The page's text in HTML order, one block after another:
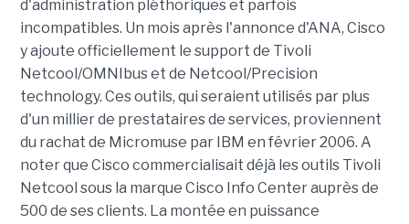
d'administration pléthoriques et parfois
incompatibles. Un mois après l'annonce d'ANA, Cisco
y ajoute officiellement le support de Tivoli
Netcool/OMNIbus et de Netcool/Precision
technology. Ces outils, qui seraient utilisés par plus
d'un millier de prestataires de services, proviennent
du rachat de Micromuse par IBM en février 2006. A
noter que Cisco commercialisait déjà les outils Tivoli
Netcool sous la marque Cisco Info Center auprès de
500 de ses clients. La montée en puissance